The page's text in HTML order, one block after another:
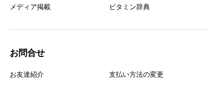
メディア掲載 ビタミン辞典
お問合せ
お友達紹介 支払い方法の変更